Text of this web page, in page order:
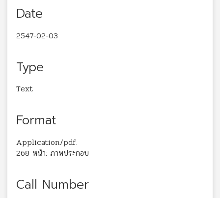
Date
2547-02-03
Type
Text
Format
Application/pdf.
268 หน้า: ภาพประกอบ
Call Number